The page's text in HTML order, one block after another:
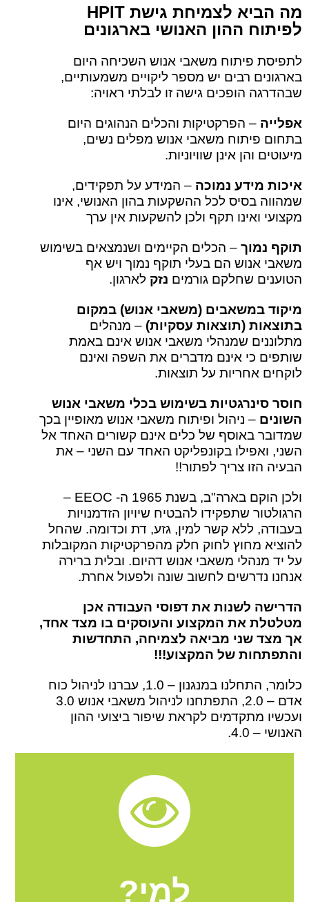
מה הביא לצמיחת גישת HPIT
לפיתוח ההון האנושי בארגונים
לתפיסת פיתוח משאבי אנוש השכיחה היום
בארגונים רבים יש מספר ליקויים משמעותיים,
שבהדרגה הופכים גישה זו לבלתי ראויה:
אפלייה – הפרקטיקות והכלים הנהוגים היום
בתחום פיתוח משאבי אנוש מפלים נשים,
מיעוטים והן אינן שוויוניות.
איכות מידע נמוכה – המידע על תפקידים,
שמהווה בסיס לכל ההשקעות בהון האנושי, אינו
מקצועי ואינו תקף ולכן להשקעות אין ערך
תוקף נמוך – הכלים הקיימים ושנמצאים בשימוש
משאבי אנוש הם בעלי תוקף נמוך ויש אף
הטוענים שחלקם גורמים נזק לארגון.
מיקוד במשאבים (משאבי אנוש) במקום
בתוצאות (תוצאות עסקיות) – מנהלים
מתלוננים שמנהלי משאבי אנוש אינם באמת
שותפים כי אינם מדברים את השפה ואינם
לוקחים אחריות על תוצאות.
חוסר סינרגטיות בשימוש בכלי משאבי אנוש
השונים – ניהול ופיתוח משאבי אנוש מאופיין בכך
שמדובר באוסף של כלים אינם קשורים האחד אל
השני, ואפילו בקונפליקט האחד עם השני – את
הבעיה הזו צריך לפתור!!
ולכן הוקם בארה"ב, בשנת 1965 ה- EEOC –
הרגולטור שתפקידו להבטיח שיויון הזדמנויות
בעבודה, ללא קשר למין, גזע, דת וכדומה. שהחל
להוציא מחוץ לחוק חלק מהפרקטיקות המקובלות
על יד מנהלי משאבי אנוש דהיום. ובלית ברירה
אנחנו נדרשים לחשוב שונה ולפעול אחרת.
הדרישה לשנות את דפוסי העבודה אכן
מטלטלת את המקצוע והעוסקים בו מצד אחד,
אך מצד שני מביאה לצמיחה, התחדשות
והתפתחות של המקצוע!!!
כלומר, התחלנו במנגנון – 1.0, עברנו לניהול כוח
אדם – 2.0, התפתחנו לניהול משאבי אנוש 3.0
ועכשיו מתקדמים לקראת שיפור ביצועי ההון
האנושי – 4.0.
למי?